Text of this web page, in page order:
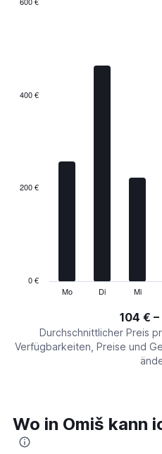
The
categories.
values.
Range:
Mo Di Mi
0 €
200 €
400 €
104 €
Durchschnittlicher Preis
Verfügbarkeiten, Preise und
Wo in Omiš kann